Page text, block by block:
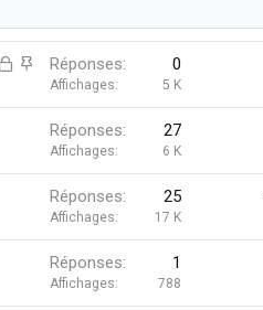
D
D
Réponses 0
Affichages 5 K
Réponses 27
Affichages 6 K
Réponses 25
Affichages 17 K
Réponses 1
Affichages 788